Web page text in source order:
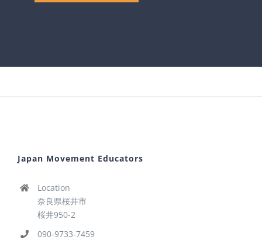
Japan Movement Educators
Location
奈良県桜井市
桜井950-2
090-9733-7459